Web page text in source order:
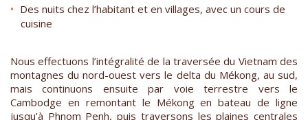
Des nuits chez l’habitant et en villages, avec un cours de
cuisine
Nous effectuons l’intégralité de la traversée du Vietnam des
montagnes du nord-ouest vers le delta du Mékong, au sud,
mais continuons ensuite par voie terrestre vers le
Cambodge en remontant le Mékong en bateau de ligne
jusqu’à Phnom Penh, puis traversons les plaines centrales